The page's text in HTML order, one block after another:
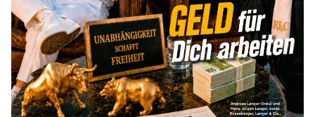
WEITERE ARTIKEL
zurückweiter
Apple-Aktie nach Quartalszahlen: Ist der
Kursrückgang jetzt eine Kaufchance?
mehr